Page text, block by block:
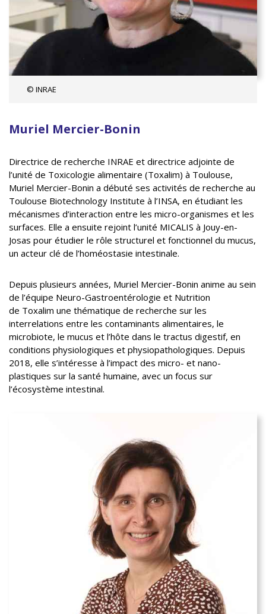
© INRAE
Muriel Mercier-Bonin
Directrice de recherche INRAE et directrice adjointe de
l’unité de Toxicologie alimentaire (Toxalim) à Toulouse,
Muriel Mercier-Bonin a débuté ses activités de recherche au
Toulouse Biotechnology Institute à l’INSA, en étudiant les
mécanismes d’interaction entre les micro-organismes et les
surfaces. Elle a ensuite rejoint l’unité MICALIS à Jouy-en-
Josas pour étudier le rôle structurel et fonctionnel du mucus,
un acteur clé de l’homéostasie intestinale.
Depuis plusieurs années, Muriel Mercier-Bonin anime au sein
de l’équipe Neuro-Gastroentérologie et Nutrition
de Toxalim une thématique de recherche sur les
interrelations entre les contaminants alimentaires, le
microbiote, le mucus et l’hôte dans le tractus digestif, en
conditions physiologiques et physiopathologiques. Depuis
2018, elle s’intéresse à l’impact des micro- et nano-
plastiques sur la santé humaine, avec un focus sur
l’écosystème intestinal.